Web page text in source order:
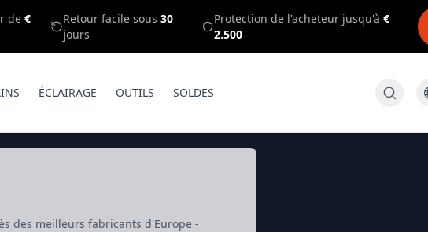
de €
Retour facile sous 30
jours
Protection de l'acheteur jusqu'à €
2.500
ÉCLAIRAGE OUTILS SOLDES
des meilleurs fabricants d'Europe -